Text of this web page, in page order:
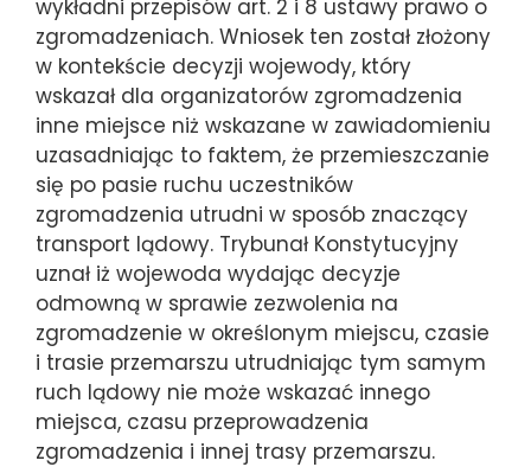
wykładni przepisów art. 2 i 8 ustawy prawo o
zgromadzeniach. Wniosek ten został złożony
w kontekście decyzji wojewody, który
wskazał dla organizatorów zgromadzenia
inne miejsce niż wskazane w zawiadomieniu
uzasadniając to faktem, że przemieszczanie
się po pasie ruchu uczestników
zgromadzenia utrudni w sposób znaczący
transport lądowy. Trybunał Konstytucyjny
uznał iż wojewoda wydając decyzje
odmowną w sprawie zezwolenia na
zgromadzenie w określonym miejscu, czasie
i trasie przemarszu utrudniając tym samym
ruch lądowy nie może wskazać innego
miejsca, czasu przeprowadzenia
zgromadzenia i innej trasy przemarszu.